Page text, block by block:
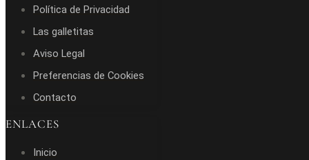
Política de Privacidad
Las galletitas
Aviso Legal
Preferencias de Cookies
Contacto
ENLACES
Inicio